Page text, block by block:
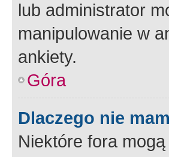
lub administrator
manipulowanie w
ankiety.
Góra
Dlaczego nie
Niektóre fora